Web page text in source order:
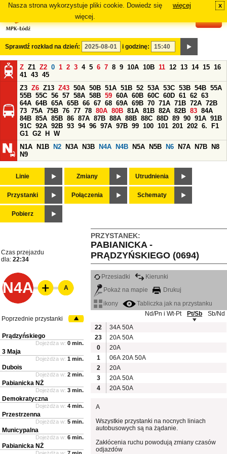
Nasza strona wykorzystuje pliki cookie. Dowiedz się
więcej.
więcej x
Sprawdź rozkład na dzień: i godzinę:
Z Z1 Z2 0 1 2 3 4 5 6 7 8 9 10A 10B 11 12 13 14 15 16
41 43 45
Z3 Z6 Z13 Z43 50A 50B 51A 51B 52 53A 53C 53B 54B 55A
55B 55C 56 57 58A 58B 59 60A 60B 60C 60D 61 62 63
64A 64B 65A 65B 66 67 68 69A 69B 70 71A 71B 72A 72B
73 75A 75B 76 77 78 80A 80B 81A 81B 82A 82B 83 84A
84B 85A 85B 86 87A 87B 88A 88B 88C 88D 89 90 91A 91B
91C 92A 92B 93 94 96 97A 97B 99 100 101 201 202 6.
F1
G1 G2 H
W
N1A
N1B N2 N3A N3B N4A N4B N5A N5B N6 N7A N7B
N8
N9
Linie Zmiany Utrudnienia
Przystanki Połączenia Schematy
Pobierz
PRZYSTANEK:
PABIANICKA -
PRĄDZYŃSKIEGO (0694)
Czas przejazdu
dla: 22:34
N4A
Przesiadki
Kierunki
Pokaż na mapie
Drukuj
ikony
Tabliczka jak na przystanku
Nd/Pn i Wt-Pt
Pt/Sb
Sb/Nd
22
34A 50A
23
20A 50A
0
20A
1
06A 20A 50A
2
20A
3
20A 50A
4
20A 50A
A
Wszystkie przystanki na nocnych liniach
autobusowych są na żądanie.
Zakłócenia ruchu powodują zmiany czasów
odjazdów
A
Poprzednie przystanki
Prądzyńskiego
Dojeżdża w: 0 min.
3 Maja
Dojeżdża w: 1 min.
Dubois
Dojeżdża w: 2 min.
Pabianicka NŻ
Dojeżdża w: 3 min.
Demokratyczna
Dojeżdża w: 4 min.
Przestrzenna
Dojeżdża w: 5 min.
Municypalna
Dojeżdża w: 6 min.
Pabianicka NŻ